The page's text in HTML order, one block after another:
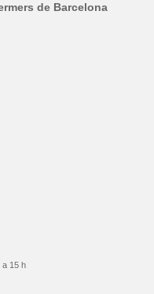
de Barcelona
a 15 h